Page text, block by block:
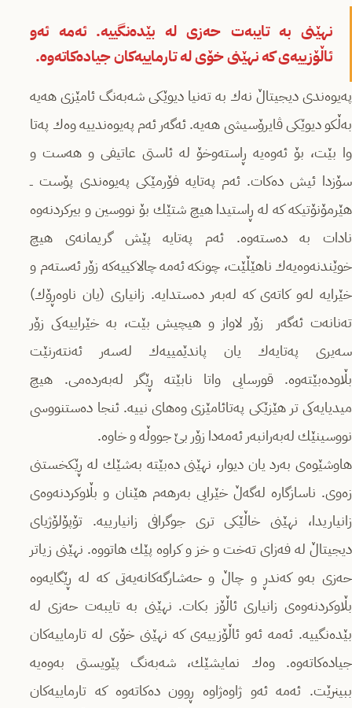
نهێنی به‌ تایبه‌ت حه‌زی له‌ بێده‌نگییه‌. ئه‌مه‌ ئه‌و
ئاڵۆزییه‌ی كه‌ نهێنی خۆی له‌ تارماییه‌كان جیاده‌كاته‌وه‌.
په‌یوه‌ندی دیجیتاڵ نه‌ك به‌ ته‌نیا دیوێكی شه‌به‌نگ ئامێزی هه‌یه‌
به‌ڵكو دیوێكی ڤایرۆسیشی هه‌یه‌. ئه‌گه‌ر ئه‌م په‌یوه‌ندییه‌ وه‌ك په‌تا
وا بێت، بۆ ئه‌وه‌یه‌ ڕاسته‌وخۆ له‌ ئاستی عاتیفی و هه‌ست و
سۆزدا ئیش ده‌كات. ئه‌م په‌تایه‌ فۆرمێكی په‌یوه‌ندی پۆست ــ
هێرمۆنۆتیكه‌ كه‌ له‌ ڕاستیدا هیچ شتێك بۆ نووسین و بیركردنه‌وه‌
نادات به‌ ده‌سته‌وه‌. ئه‌م په‌تایه‌ پێش گریمانه‌ی هیچ
خوێندنه‌وه‌یه‌ك ناهێڵێت، چونكه‌ ئه‌مه‌ چالاكییه‌كه‌ زۆر ئه‌سته‌م و
خێرایه‌ له‌و كاته‌ی كه‌ له‌به‌ر ده‌ستدایه‌. زانیاری (یان ناوه‌ڕۆك)
ته‌نانه‌ت ئه‌گه‌ر زۆر لاواز و هیچیش ‌بێت، به‌ خێراییه‌كی زۆر
سه‌یری په‌تایه‌ك یان پاندێمییه‌ك له‌سه‌ر ئه‌نته‌رنێت
بڵاوده‌بێته‌وه‌. قورسایی واتا نابێته‌ ڕێگر له‌به‌رده‌می. هیچ
میدیایه‌كی تر هێزێكی په‌تائامێزی وه‌های نییه‌. ئنجا ده‌ستنووسی
نووسینێك له‌به‌رانبه‌ر ئه‌مه‌دا زۆر بێ جووڵه‌ و خاوه‌.
هاوشێوه‌ی به‌رد یان دیوار، نهێنی ده‌بێته‌ به‌شێك له‌ ڕێكخستنی
زه‌وی. ناسازگاره‌ له‌گه‌ڵ خێرایی به‌رهه‌م هێنان و بڵاوكردنه‌وه‌ی
زانیاریدا، نهێنی خاڵێكی تری جوگرافی زانیارییه‌. تۆپۆلۆژیای
دیجیتاڵ له‌ فه‌زای ته‌خت و خز و كراوه‌ پێك هاتووه‌. نهێنی زیاتر
حه‌زی به‌و‌ كه‌ندڕ و چاڵ و حه‌شارگه‌كانه‌یه‌تی كه‌ له‌ ڕێگایه‌وه‌
بڵاوكردنه‌وه‌ی زانیاری ئاڵۆز بكات. نهێنی به‌ تایبه‌ت حه‌زی له‌
بێده‌نگییه‌. ئه‌مه‌ ئه‌و ئاڵۆزییه‌ی كه‌ نهێنی خۆی له‌ تارماییه‌كان
جیاده‌كاته‌وه‌. وه‌ك نمایشێك، شه‌به‌نگ پێویستی به‌وه‌یه‌‌
ببینرێت. ئه‌مه‌ ئه‌و ژاوه‌ژاوه‌ ڕوون ده‌كاته‌وه‌ كه‌ تارماییه‌كان